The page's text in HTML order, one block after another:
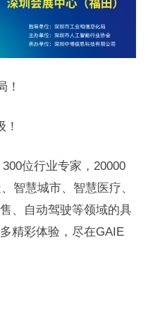
！
位行业专家，20000
智慧城市、智慧医疗、
、自动驾驶等领域的具
精彩体验，尽在GAIE